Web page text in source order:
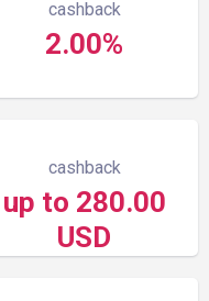
cashback
2.00%
cashback
up to 280.00
USD